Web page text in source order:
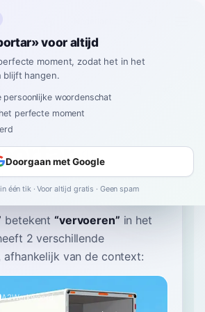
›transportar
tɾansporˈtar
betekent “vervoeren” in het
2 verschillende
afhankelijk van de context:
A2Werkwoord
voor altijd
moment, zodat het in het
blijft hangen.
persoonlijke woordenschat
perfecte moment
Doorgaan met Google
één tik · Voor altijd gratis · Geen spam